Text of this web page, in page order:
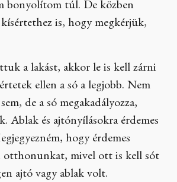
bonyolítom túl. De közben
is, hogy megkérjük,
a lakást, akkor le is kell zárni
ellen a só a legjobb. Nem
de a só megakadályozza,
Ablak és ajtónyílásokra érdemes
hogy érdemes
otthonunkat, mivel ott is kell sót
ajtó vagy ablak volt.